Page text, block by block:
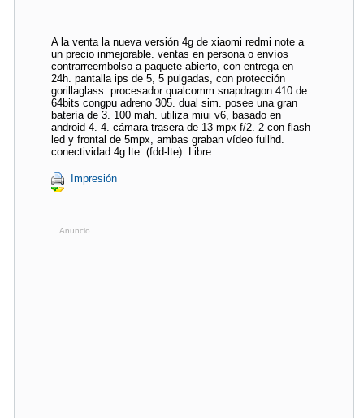
A la venta la nueva versión 4g de xiaomi redmi note a
un precio inmejorable. ventas en persona o envíos
contrarreembolso a paquete abierto, con entrega en
24h. pantalla ips de 5, 5 pulgadas, con protección
gorillaglass. procesador qualcomm snapdragon 410 de
64bits congpu adreno 305. dual sim. posee una gran
batería de 3. 100 mah. utiliza miui v6, basado en
android 4. 4. cámara trasera de 13 mpx f/2. 2 con flash
led y frontal de 5mpx, ambas graban vídeo fullhd.
conectividad 4g lte. (fdd-lte). Libre
Impresión
Anuncio